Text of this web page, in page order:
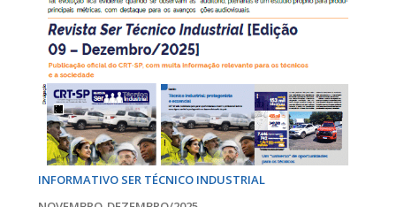
INFORMATIVO SER TÉCNICO INDUSTRIAL